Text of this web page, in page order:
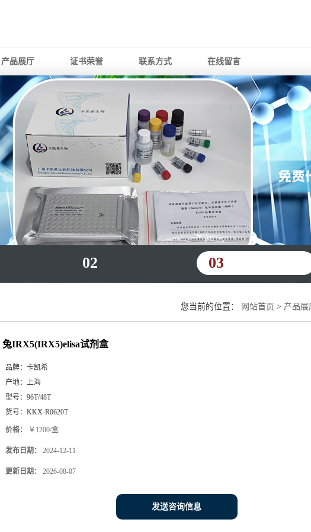
产品展厅 证书荣誉 联系方式 在线留言
02 03
您当前的位置： 网站首页 > 产品展
兔IRX5(IRX5)elisa试剂盒
品牌： 卡凯希
产地： 上海
型号： 96T/48T
货号： KKX-R0620T
价格： ￥1200/盒
发布日期： 2024-12-11
更新日期： 2026-08-07
发送咨询信息